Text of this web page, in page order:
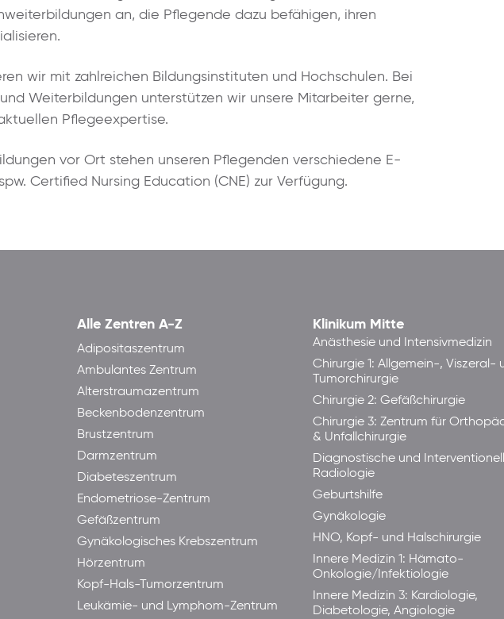
an, die Pflegende dazu befähigen, ihren
wir mit zahlreichen Bildungsinstituten und Hochschulen. Bei
Weiterbildungen unterstützen wir unsere Mitarbeiter gerne,
Pflegeexpertise.
vor Ort stehen unseren Pflegenden verschiedene E-
Certified Nursing Education (CNE) zur Verfügung.
Alle Zentren A-Z
Adipositaszentrum
Ambulantes Zentrum
Alterstraumazentrum
Beckenbodenzentrum
Brustzentrum
Darmzentrum
Diabeteszentrum
Endometriose-Zentrum
Gefäßzentrum
Gynäkologisches Krebszentrum
Hörzentrum
Kopf-Hals-Tumorzentrum
Leukämie- und Lymphom-Zentrum
Klinikum Mitte
Anästhesie und Intensivmedizin
Chirurgie 1: Allgemein-, Viszeral-
Tumorchirurgie
Chirurgie 2: Gefäßchirurgie
Chirurgie 3: Zentrum für
& Unfallchirurgie
Diagnostische und
Radiologie
Geburtshilfe
Gynäkologie
HNO, Kopf- und Halschirurgie
Innere Medizin 1: Hämato-
Onkologie/Infektiologie
Innere Medizin 3: Kardiologie,
Diabetologie, Angiologie